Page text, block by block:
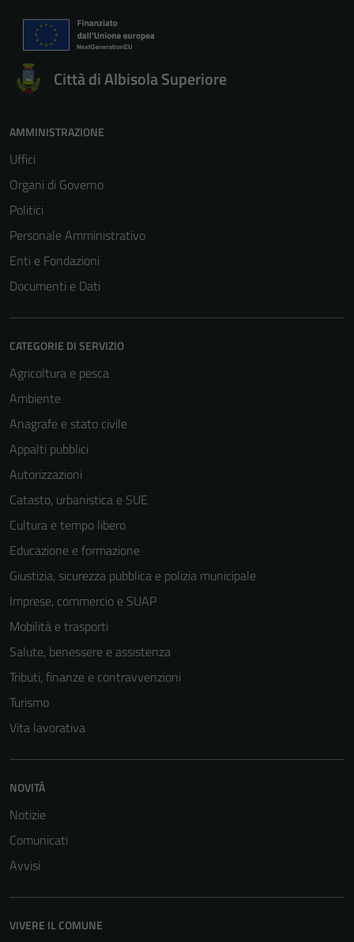
Città di Albisola Superiore
AMMINISTRAZIONE
Uffici
Organi di Governo
Politici
Personale Amministrativo
Enti e Fondazioni
Documenti e Dati
CATEGORIE DI SERVIZIO
Agricoltura e pesca
Ambiente
Anagrafe e stato civile
Appalti pubblici
Autorizzazioni
Catasto, urbanistica e SUE
Cultura e tempo libero
Educazione e formazione
Giustizia, sicurezza pubblica e polizia municipale
Imprese, commercio e SUAP
Mobilità e trasporti
Salute, benessere e assistenza
Tributi, finanze e contravvenzioni
Turismo
Vita lavorativa
NOVITÀ
Notizie
Comunicati
Avvisi
VIVERE IL COMUNE
Questi cookie